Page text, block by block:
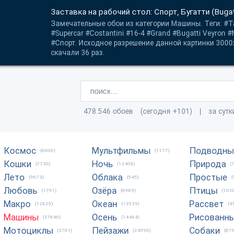
Заставка на рабочий стол: Спорт, Бугатти
Замечательные обои из категории Машины. Теги:
#Supercar #Costantini #16-4 #Grand #Bugatti Veyron
#Спорт. Исходное разрешение данной картинки
скачали 36 раз.
478.546 обоев (сегодня +101) | за
Космос (6006)
Кошки (7730)
Лето (9673)
Любовь (1791)
Макро (12625)
Машины (37846)
Мотоциклы (3701)
Мультфильмы (1177)
Ночь (12408)
Облака (945)
Озёра (6989)
Океан (13539)
Осень (14464)
Пейзажи (24590)
Природа
Простые
Птицы
Рассвет
Собаки